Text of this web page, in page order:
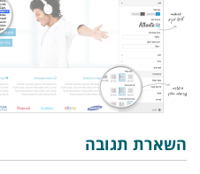
השארת תגובה